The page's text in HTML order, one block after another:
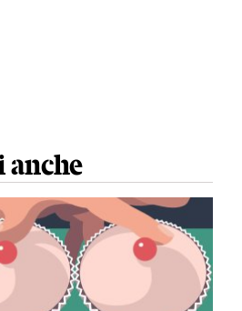
anche